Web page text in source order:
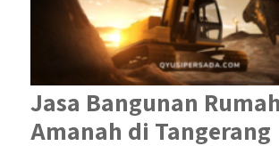
Jasa Bangunan Rumah
Amanah di Tangerang